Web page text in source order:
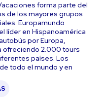
forma parte del
de los mayores grupos
Europamundo
líder en Hispanoamérica
por Europa,
ofreciendo 2.000 tours
países. Los
todo el mundo y en